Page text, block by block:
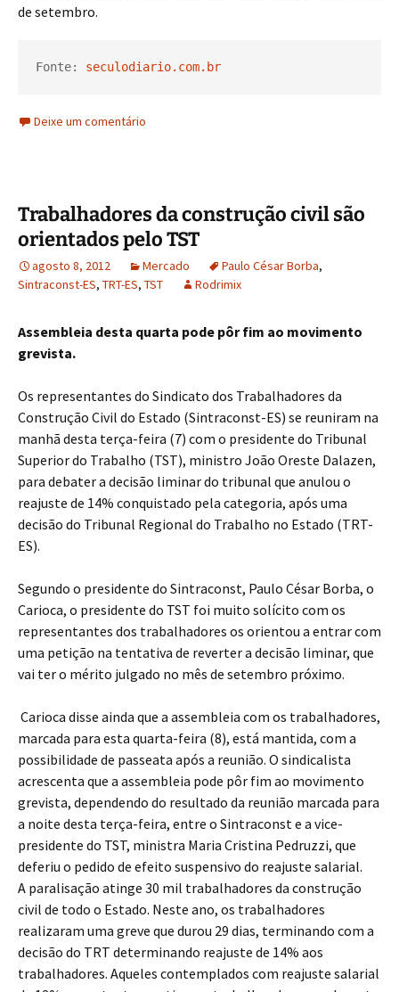
de setembro.
Fonte: seculodiario.com.br
Deixe um comentário
Trabalhadores da construção civil são
orientados pelo TST
agosto 8, 2012 Mercado Paulo César Borba,
Sintraconst-ES, TRT-ES, TST Rodrimix
Assembleia desta quarta pode pôr fim ao movimento
grevista.
Os representantes do Sindicato dos Trabalhadores da
Construção Civil do Estado (Sintraconst-ES) se reuniram na
manhã desta terça-feira (7) com o presidente do Tribunal
Superior do Trabalho (TST), ministro João Oreste Dalazen,
para debater a decisão liminar do tribunal que anulou o
reajuste de 14% conquistado pela categoria, após uma
decisão do Tribunal Regional do Trabalho no Estado (TRT-
ES).
Segundo o presidente do Sintraconst, Paulo César Borba, o
Carioca, o presidente do TST foi muito solícito com os
representantes dos trabalhadores os orientou a entrar com
uma petição na tentativa de reverter a decisão liminar, que
vai ter o mérito julgado no mês de setembro próximo.
Carioca disse ainda que a assembleia com os trabalhadores,
marcada para esta quarta-feira (8), está mantida, com a
possibilidade de passeata após a reunião. O sindicalista
acrescenta que a assembleia pode pôr fim ao movimento
grevista, dependendo do resultado da reunião marcada para
a noite desta terça-feira, entre o Sintraconst e a vice-
presidente do TST, ministra Maria Cristina Pedruzzi, que
deferiu o pedido de efeito suspensivo do reajuste salarial.
A paralisação atinge 30 mil trabalhadores da construção
civil de todo o Estado. Neste ano, os trabalhadores
realizaram uma greve que durou 29 dias, terminando com a
decisão do TRT determinando reajuste de 14% aos
trabalhadores. Aqueles contemplados com reajuste salarial